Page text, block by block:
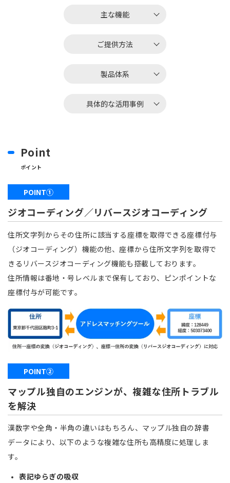
主な機能
ご提供方法
製品体系
具体的な活用事例
Point
ポイント
POINT①
ジオコーディング／リバースジオコーディング
住所文字列からその住所に該当する座標を取得できる座標付与
（ジオコーディング）機能の他、座標から住所文字列を取得で
きるリバースジオコーディング機能も搭載しております。
住所情報は番地・号レベルまで保有しており、ピンポイントな
座標付与が可能です。
POINT②
マップル独自のエンジンが、複雑な住所トラブル
を解決
漢数字や全角・半角の違いはもちろん、マップル独自の辞書
データにより、以下のような複雑な住所も高精度に処理しま
す。
表記ゆらぎの吸収